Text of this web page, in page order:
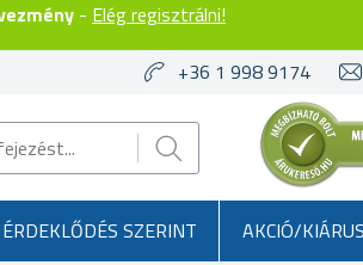
- Elég regisztrálni!
+36 1 998 9174
ÉRDEKLŐDÉS SZERINT AKCIÓ/